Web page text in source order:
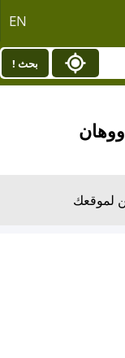
EN
بحث !
لموقعك